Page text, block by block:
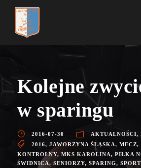
Kolejne
w sparingu
2016-07-30 AKTUALNOŚCI,
2016, JAWORZYNA ŚLĄSKA, MECZ,
KONTROLNY, MKS KAROLINA, PIŁKA
ŚWIDNICA, SENIORZY, SPARING, SPORT